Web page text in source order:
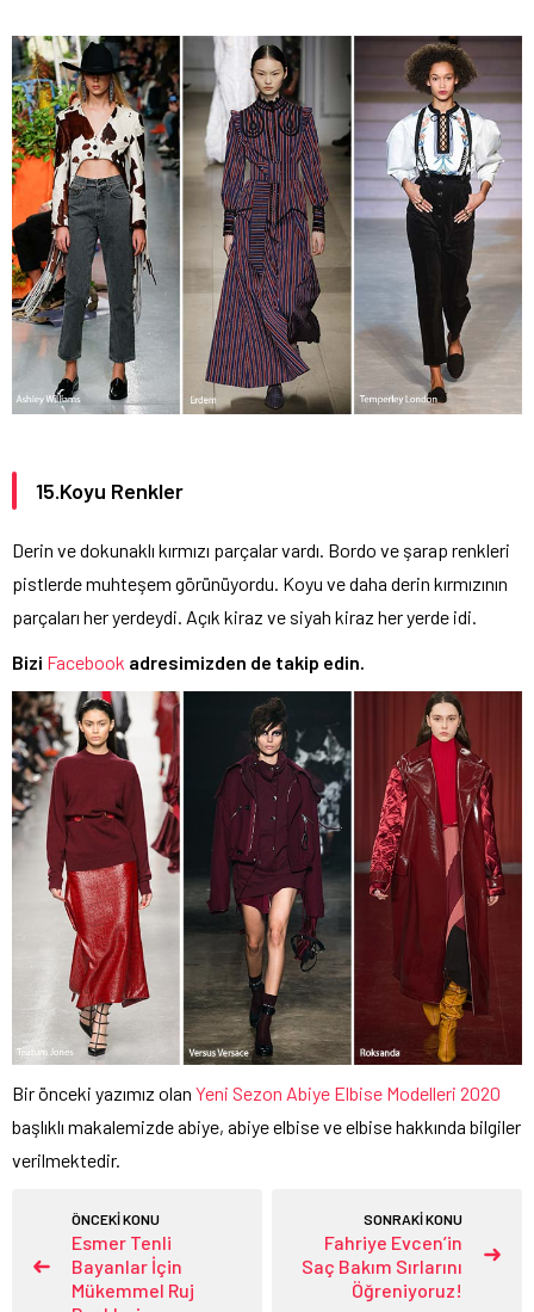
15.Koyu Renkler
Derin ve dokunaklı kırmızı parçalar vardı. Bordo ve şarap renkleri
pistlerde muhteşem görünüyordu. Koyu ve daha derin kırmızının
parçaları her yerdeydi. Açık kiraz ve siyah kiraz her yerde idi.
Bizi Facebook adresimizden de takip edin.
Bir önceki yazımız olan Yeni Sezon Abiye Elbise Modelleri 2020
başlıklı makalemizde abiye, abiye elbise ve elbise hakkında bilgiler
verilmektedir.
ÖNCEKİ KONU
Esmer Tenli
Bayanlar İçin
Mükemmel Ruj
SONRAKİ KONU
Fahriye Evcen’in
Saç Bakım Sırlarını
Öğreniyoruz!